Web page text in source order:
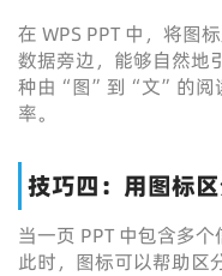
在 WPS PPT 中，将图
数据旁边，能够自然地
种由“图”到“文”的阅
率。
技巧四：用图标
当一页 PPT 中包含多
此时，图标可以帮助区